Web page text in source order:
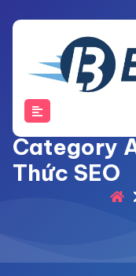
Category
Thức SEO